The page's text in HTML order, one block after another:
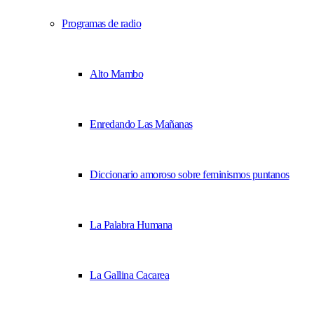
Programas de radio
Alto Mambo
Enredando Las Mañanas
Diccionario amoroso sobre feminismos puntanos
La Palabra Humana
La Gallina Cacarea